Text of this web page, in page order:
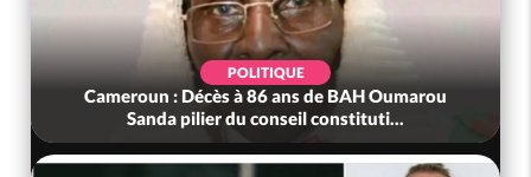
POLITIQUE
Cameroun : Décès à 86 ans de BAH Oumarou
Sanda pilier du conseil constituti...